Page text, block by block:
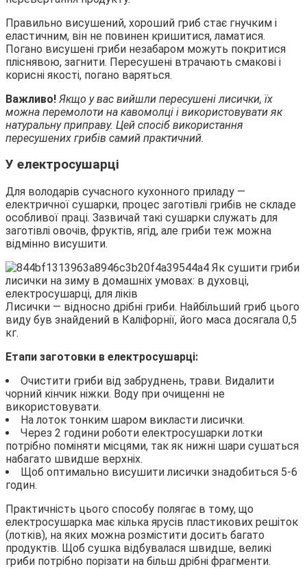
Правильно висушений, хороший гриб стає гнучким і
еластичним, він не повинен кришитися, ламатися.
Погано висушені гриби незабаром можуть покритися
пліснявою, загнити. Пересушені втрачають смакові і
корисні якості, погано варяться.
Важливо! Якщо у вас вийшли пересушені лисички, їх
можна перемолоти на кавомолці і використовувати як
натуральну приправу. Цей спосіб використання
пересушених грибів самий практичний.
У електросушарці
Для володарів сучасного кухонного приладу —
електричної сушарки, процес заготівлі грибів не складе
особливої праці. Зазвичай такі сушарки служать для
заготівлі овочів, фруктів, ягід, але гриби теж можна
відмінно висушити.
Лисички — відносно дрібні гриби. Найбільший гриб цього
виду був знайдений в Каліфорнії, його маса досягала 0,5
кг.
Етапи заготовки в електросушарці:
Очистити гриби від забруднень, трави. Видалити
чорний кінчик ніжки. Воду при очищенні не
використовувати.
На лоток тонким шаром викласти лисички.
Через 2 години роботи електросушарки лотки
потрібно поміняти місцями, так як нижні шари сушаться
набагато швидше верхніх.
Щоб оптимально висушити лисички знадобиться 5-6
годин.
Практичність цього способу полягає в тому, що
електросушарка має кілька ярусів пластикових решіток
(лотків), на яких можна розмістити досить багато
продуктів. Щоб сушка відбувалася швидше, великі
гриби потрібно порізати на більш дрібні фрагменти.